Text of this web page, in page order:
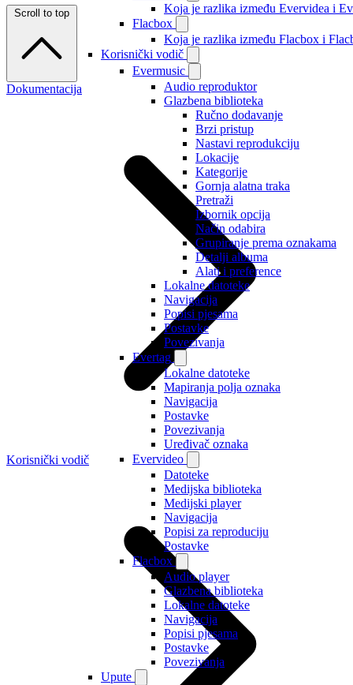
Koja je razlika između Evervidea i
Flacbox
Koja je razlika između Flacbox i
Korisnički vodič
Evermusic
Audio reproduktor
Glazbena biblioteka
Ručno dodavanje
Brzi pristup
Nastavi reprodukciju
Lokacije
Kategorije
Gornja alatna traka
Pretraži
Izbornik opcija
Način odabira
Grupiranje prema oznakama
Detalji albuma
Alati i preference
Lokalne datoteke
Navigacija
Popisi pjesama
Postavke
Povezivanja
Evertag
Lokalne datoteke
Mapiranja polja oznaka
Navigacija
Postavke
Povezivanja
Uređivač oznaka
Evervideo
Datoteke
Medijska biblioteka
Medijski player
Navigacija
Popisi za reproduciju
Postavke
Flacbox
Audio player
Glazbena biblioteka
Lokalne datoteke
Navigacija
Popisi pjesama
Postavke
Povezivanja
Upute
Scroll to top
Dokumentacija
Korisnički vodič